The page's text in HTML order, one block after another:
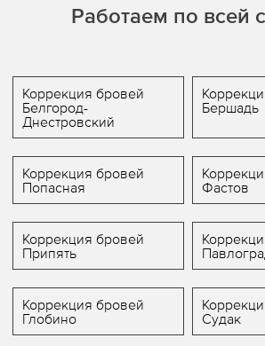
Работаем по всей
Коррекция бровей
Белгород-
Днестровский
Бершадь
Коррекция бровей
Попасная
Фастов
Коррекция бровей
Припять
Коррекция бровей
Глобино
Судак